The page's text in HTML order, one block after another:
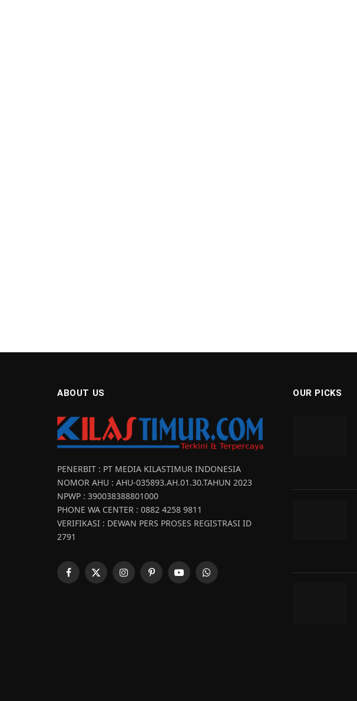
ABOUT US
PENERBIT : PT MEDIA KILASTIMUR INDONESIA
NOMOR AHU : AHU-035893.AH.01.30.TAHUN 2023
NPWP : 390038388801000
PHONE WA CENTER : 0882 4258 9811
VERIFIKASI : DEWAN PERS PROSES REGISTRASI ID
2791
Facebook
X
InstagramPinterestYouTubeWhatsApp
OUR PICKS